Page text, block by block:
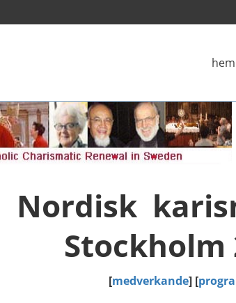
hem
Nordisk
Stockholm
[medverkande] [